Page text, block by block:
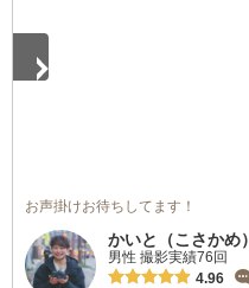
お声掛けお待ちしてます！
かいと（こさかめ）
男性 撮影実績76回
4.96